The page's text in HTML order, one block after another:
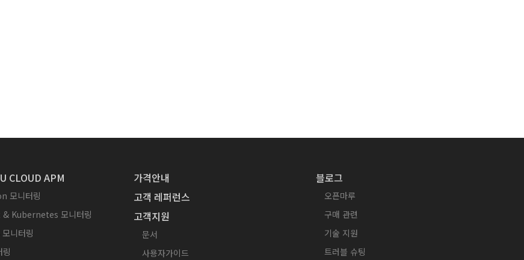
CLOUD APM
모니터링
Kubernetes 모니터링
니터링
가격안내
고객 레퍼런스
고객지원
문서
사용자가이드
블로그
오픈마루
구매 관련
기술 지원
트러블 슈팅